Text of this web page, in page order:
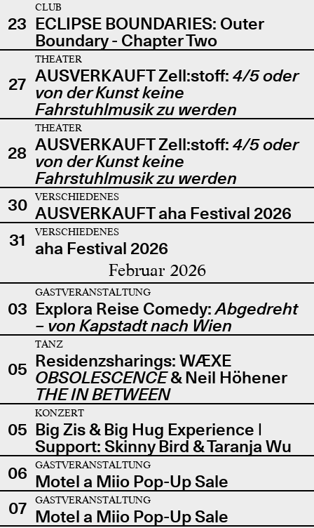
23
CLUB
ECLIPSE BOUNDARIES: Outer
Boundary - Chapter Two
27
THEATER
AUSVERKAUFT Zell:stoff: 4/5 oder
von der Kunst keine
Fahrstuhlmusik zu werden
28
THEATER
AUSVERKAUFT Zell:stoff: 4/5 oder
von der Kunst keine
Fahrstuhlmusik zu werden
30
VERSCHIEDENES
AUSVERKAUFT aha Festival 2026
31
VERSCHIEDENES
aha Festival 2026
Februar 2026
03
GASTVERANSTALTUNG
Explora Reise Comedy:Abgedreht
– von Kapstadt nach Wien
05
TANZ
Residenzsharings: WÆXE
OBSOLESCENCE& Neil Höhener
THE IN BETWEEN
05
KONZERT
Big Zis & Big Hug Experience |
Support: Skinny Bird & Taranja Wu
06
GASTVERANSTALTUNG
Motel a Miio Pop-Up Sale
07
GASTVERANSTALTUNG
Motel a Miio Pop-Up Sale